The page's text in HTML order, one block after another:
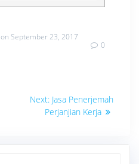
on September 23, 2017
0
Next: Next
post:
Jasa Penerjemah
Perjanjian Kerja